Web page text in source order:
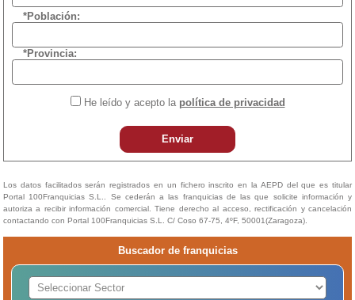
*Población:
*Provincia:
He leído y acepto la política de privacidad
Enviar
Los datos facilitados serán registrados en un fichero inscrito en la AEPD del que es titular
Portal 100Franquicias S.L.. Se cederán a las franquicias de las que solicite información y
autoriza a recibir información comercial. Tiene derecho al acceso, rectificación y cancelación
contactando con Portal 100Franquicias S.L. C/ Coso 67-75, 4ºF, 50001(Zaragoza).
Buscador de franquicias